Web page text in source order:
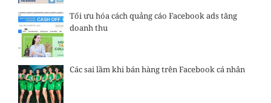
Tối ưu hóa cách quảng cáo Facebook ads tăng
doanh thu
Các sai lầm khi bán hàng trên Facebook cá nhân